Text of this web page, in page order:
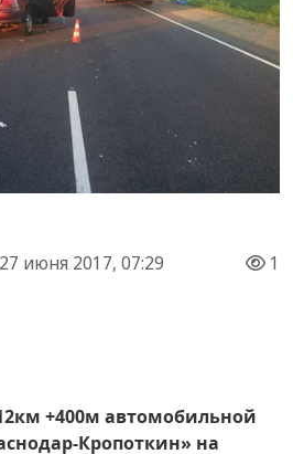
июня 2017, 07:29 1
+400м автомобильной
Кропоткин» на